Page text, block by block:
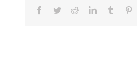
Facebook
TwitterRedditLinkedInTumblr